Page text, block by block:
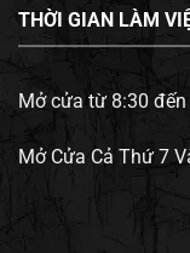
THỜI GIAN LÀM
Mở cửa từ 8:30 đến
Mở Cửa Cả Thứ 7